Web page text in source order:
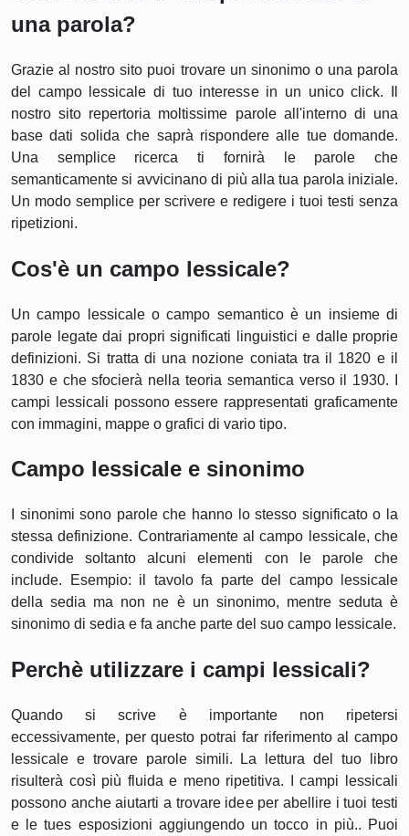
una parola?
Grazie al nostro sito puoi trovare un sinonimo o una parola
del campo lessicale di tuo interesse in un unico click. Il
nostro sito repertoria moltissime parole all'interno di una
base dati solida che saprà rispondere alle tue domande.
Una semplice ricerca ti fornirà le parole che
semanticamente si avvicinano di più alla tua parola iniziale.
Un modo semplice per scrivere e redigere i tuoi testi senza
ripetizioni.
Cos'è un campo lessicale?
Un campo lessicale o campo semantico è un insieme di
parole legate dai propri significati linguistici e dalle proprie
definizioni. Si tratta di una nozione coniata tra il 1820 e il
1830 e che sfocierà nella teoria semantica verso il 1930. I
campi lessicali possono essere rappresentati graficamente
con immagini, mappe o grafici di vario tipo.
Campo lessicale e sinonimo
I sinonimi sono parole che hanno lo stesso significato o la
stessa definizione. Contrariamente al campo lessicale, che
condivide soltanto alcuni elementi con le parole che
include. Esempio: il tavolo fa parte del campo lessicale
della sedia ma non ne è un sinonimo, mentre seduta è
sinonimo di sedia e fa anche parte del suo campo lessicale.
Perchè utilizzare i campi lessicali?
Quando si scrive è importante non ripetersi
eccessivamente, per questo potrai far riferimento al campo
lessicale e trovare parole simili. La lettura del tuo libro
risulterà così più fluida e meno ripetitiva. I campi lessicali
possono anche aiutarti a trovare idee per abellire i tuoi testi
e le tues esposizioni aggiungendo un tocco in più.. Puoi